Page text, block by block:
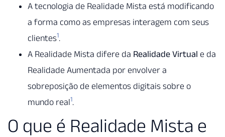
A tecnologia de Realidade Mista está modificando
a forma como as empresas interagem com seus
clientes1.
A Realidade Mista difere da Realidade Virtual e da
Realidade Aumentada por envolver a
sobreposição de elementos digitais sobre o
mundo real1.
O que é Realidade Mista e